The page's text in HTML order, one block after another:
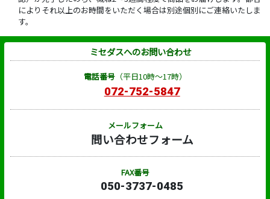
によりそれ以上のお時間をいただく場合は別途個別にご連絡いたしま
す。
ミセダスへのお問い合わせ
電話番号（平日10時～17時）
072-752-5847
メールフォーム
問い合わせフォーム
FAX番号
050-3737-0485